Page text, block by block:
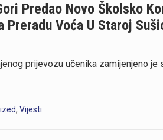
Predao Novo Školsko
Preradu Voća U Staroj
prijevozu učenika zamijenjeno
, Vijesti